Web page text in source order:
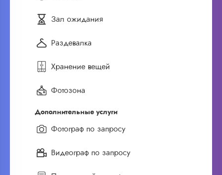
Зал ожидания
Раздевалка
Хранение вещей
Фотозона
Дополнительные услуги
Фотограф по запросу
Видеограф по запросу